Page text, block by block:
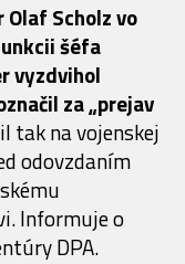
Scholz vo
šéfa
vyzdvihol
za „prejav
tak na vojenskej
odovzdaním
Informuje o
DPA.